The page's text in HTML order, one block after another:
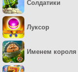
Солдатики
Луксор
Именем короля